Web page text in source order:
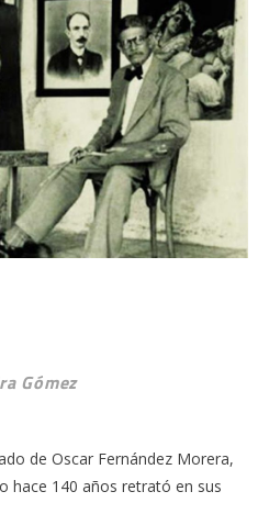
Gómez
de Oscar Fernández Morera,
hace 140 años retrató en sus